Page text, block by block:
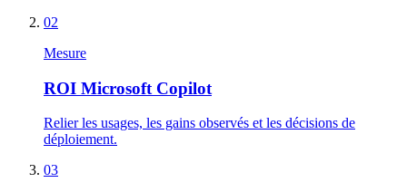
02
Mesure
ROI Microsoft Copilot
Relier les usages, les gains observés et les décisions de
déploiement.
03